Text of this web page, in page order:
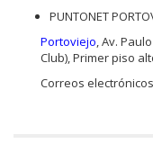
PUNTONET
Portoviejo, Av.
Club), Primer piso
Correos